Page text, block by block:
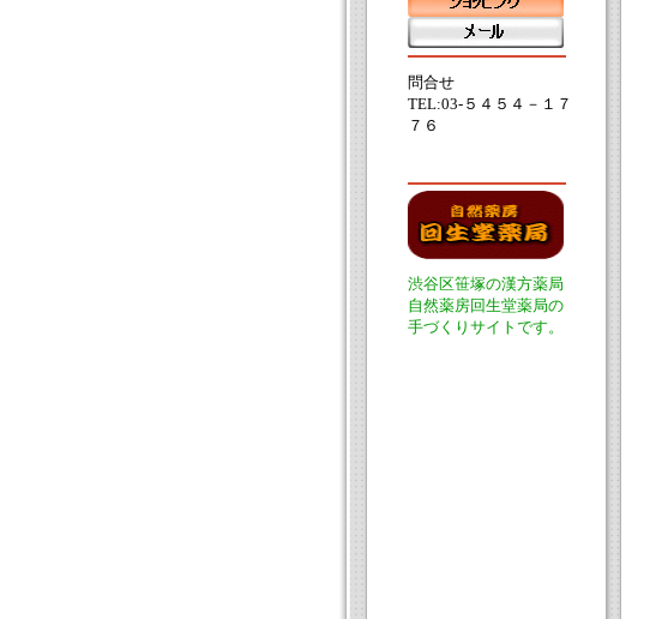
問合せ
TEL:03-５４５４－１７
７６
渋谷区笹塚の漢方薬局
自然薬房回生堂薬局の
手づくりサイトです。